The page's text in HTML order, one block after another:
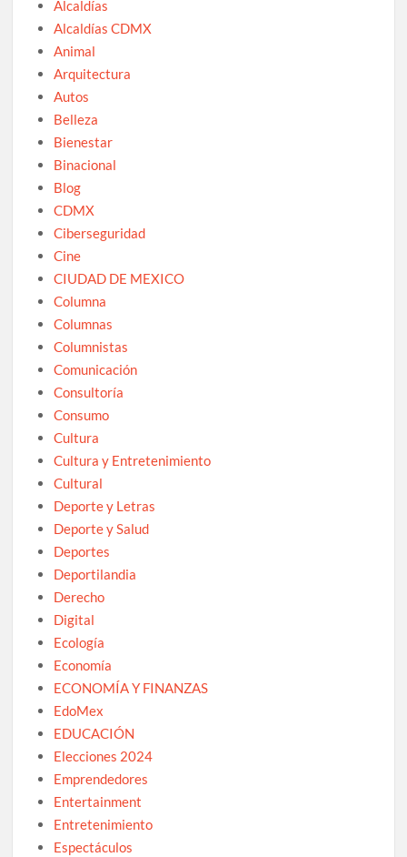
Alcaldías
Alcaldías CDMX
Animal
Arquitectura
Autos
Belleza
Bienestar
Binacional
Blog
CDMX
Ciberseguridad
Cine
CIUDAD DE MEXICO
Columna
Columnas
Columnistas
Comunicación
Consultoría
Consumo
Cultura
Cultura y Entretenimiento
Cultural
Deporte y Letras
Deporte y Salud
Deportes
Deportilandia
Derecho
Digital
Ecología
Economía
ECONOMÍA Y FINANZAS
EdoMex
EDUCACIÓN
Elecciones 2024
Emprendedores
Entertainment
Entretenimiento
Espectáculos